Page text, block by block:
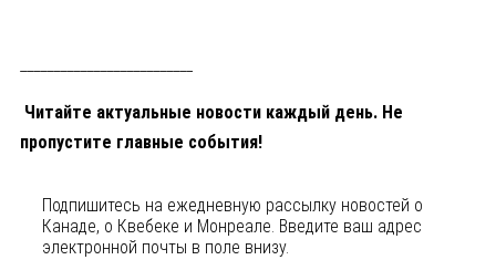
Читайте актуальные новости каждый день. Не
пропустите главные события!
Подпишитесь на ежедневную рассылку новостей о
Канаде, o Квебеке и Монреале. Введите ваш адрес
электронной почты в поле внизу.